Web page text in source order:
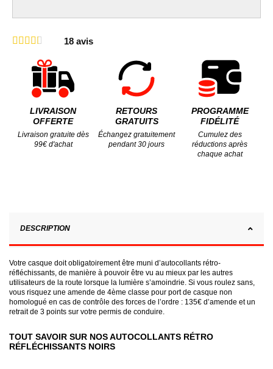
18 avis
LIVRAISON
OFFERTE
Livraison gratuite dès
99€ d'achat
RETOURS
GRATUITS
Échangez gratuitement
pendant 30 jours
PROGRAMME
FIDÉLITÉ
Cumulez des
réductions après
chaque achat
DESCRIPTION
Votre casque doit obligatoirement être muni d’autocollants rétro-
réfléchissants, de manière à pouvoir être vu au mieux par les autres
utilisateurs de la route lorsque la lumière s’amoindrie. Si vous roulez sans,
vous risquez une amende de 4ème classe pour port de casque non
homologué en cas de contrôle des forces de l’ordre : 135€ d’amende et un
retrait de 3 points sur votre permis de conduire.
TOUT SAVOIR SUR NOS AUTOCOLLANTS RÉTRO
RÉFLÉCHISSANTS NOIRS